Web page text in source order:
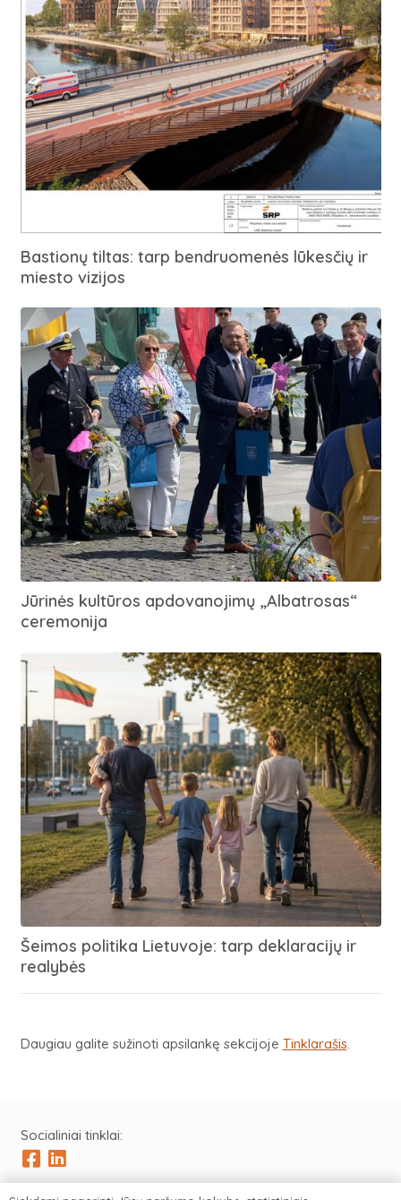
Bastionų tiltas: tarp bendruomenės lūkesčių ir
miesto vizijos
Jūrinės kultūros apdovanojimų „Albatrosas“
ceremonija
Šeimos politika Lietuvoje: tarp deklaracijų ir
realybės
Daugiau galite sužinoti apsilankę sekcijoje Tinklarašis.
Socialiniai tinklai: